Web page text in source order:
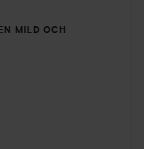
MILD OCH